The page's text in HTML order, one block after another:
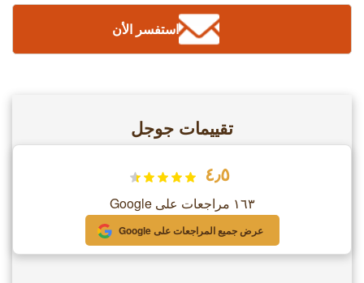
استفسر الأن
تقييمات جوجل
٤٫٥
١٦٣ مراجعات على Google
عرض جميع المراجعات على Google